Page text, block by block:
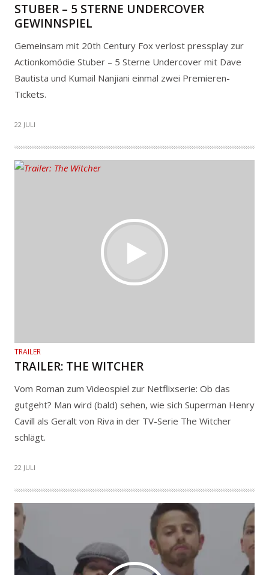
STUBER – 5 STERNE UNDERCOVER
GEWINNSPIEL
Gemeinsam mit 20th Century Fox verlost pressplay zur
Actionkomödie Stuber – 5 Sterne Undercover mit Dave
Bautista und Kumail Nanjiani einmal zwei Premieren-
Tickets.
22 JULI
TRAILER
TRAILER: THE WITCHER
Vom Roman zum Videospiel zur Netflixserie: Ob das
gutgeht? Man wird (bald) sehen, wie sich Superman Henry
Cavill als Geralt von Riva in der TV-Serie The Witcher
schlägt.
22 JULI